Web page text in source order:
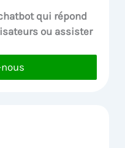
qui répond
ou assister